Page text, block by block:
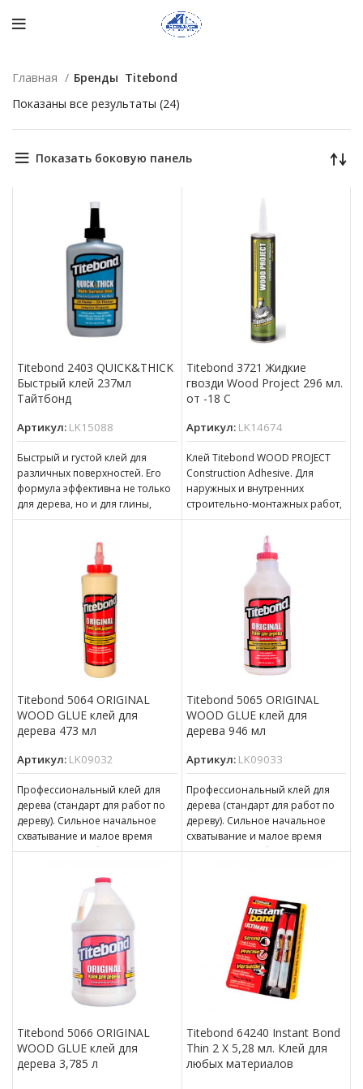
Главная Бренды Titebond
Показаны все результаты (24)
Показать боковую панель
Titebond 2403 QUICK&THICK
Быстрый клей 237мл
Тайтбонд
Артикул: LK15088
Быстрый и густой клей для
различных поверхностей. Его
формула эффективна не только
для дерева, но и для глины,
керамики, камня,
Titebond 3721 Жидкие
гвозди Wood Project 296 мл.
от -18 С
Артикул: LK14674
Клей Titebond WOOD PROJECT
Construction Adhesive. Для
наружных и внутренних
строительно-монтажных работ,
вертикальных и
горизонтальных поверхностей.
Отличная адгезия к массиву
Titebond 5064 ORIGINAL
WOOD GLUE клей для
дерева 473 мл
Артикул: LK09032
Профессиональный клей для
дерева (стандарт для работ по
дереву). Сильное начальное
схватывание и малое время
прессования. Обеспечивает
Titebond 5065 ORIGINAL
WOOD GLUE клей для
дерева 946 мл
Артикул: LK09033
Профессиональный клей для
дерева (стандарт для работ по
дереву). Сильное начальное
схватывание и малое время
прессования. Обеспечивает
Titebond 5066 ORIGINAL
WOOD GLUE клей для
дерева 3,785 л
Titebond 64240 Instant Bond
Thin 2 Х 5,28 мл. Клей для
любых материалов